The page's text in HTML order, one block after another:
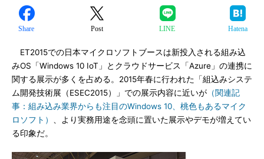
Share Post LINE Hatena
ET2015での日本マイクロソフトブースは新投入される組み込
みOS「Windows 10 IoT」とクラウドサービス「Azure」の連携に
関する展示が多くを占める。2015年春に行われた「組込みシステ
ム開発技術展（ESEC2015）」での展示内容に近いが （関連記
事：組み込み業界からも注目のWindows 10、桃色もあるマイク
ロソフト）
、より実務用途を念頭に置いた展示やデモが増えてい
る印象だ。